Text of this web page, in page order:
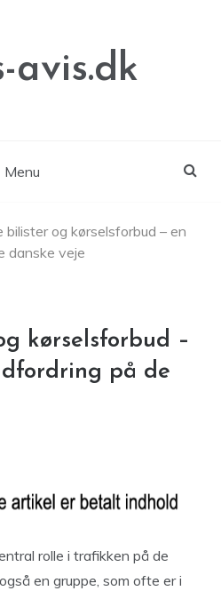
avis.dk
Menu
bilister og kørselsforbud – en
danske veje
kørselsforbud –
på de
rolle i trafikken på de
en gruppe, som ofte er i